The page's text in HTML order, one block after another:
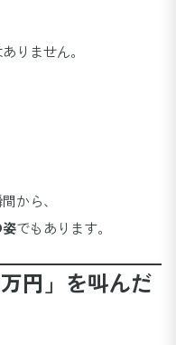
りません。
から、
でもあります。
円」を叫んだ